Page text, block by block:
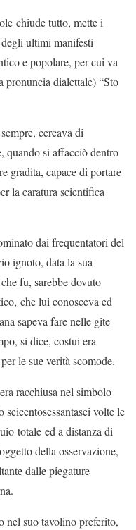
chiude tutto, mette i
ultimi manifesti
e popolare, per cui va
pronuncia dialettale) “Sto
cercava di
quando si affacciò dentro
gradita, capace di portare
la caratura scientifica
dai frequentatori del
ignoto, data la sua
fu, sarebbe dovuto
che lui conosceva ed
sapeva fare nelle gite
si dice, costui era
le sue verità scomode.
racchiusa nel simbolo
volte le
totale ed a distanza di
della osservazione,
dalle piegature
nel suo tavolino preferito,